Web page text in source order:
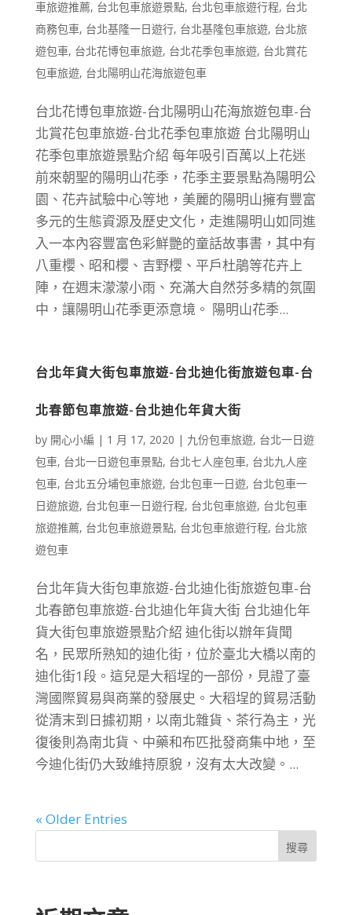
車旅遊推薦, 台北包車旅遊景點, 台北包車旅遊行程, 台北
商務包車, 台北基隆一日遊行, 台北基隆包車旅遊, 台北旅
遊包車, 台北花博包車旅遊, 台北花季包車旅遊, 台北賞花
包車旅遊, 台北陽明山花海旅遊包車
台北花博包車旅遊-台北陽明山花海旅遊包車-台
北賞花包車旅遊-台北花季包車旅遊 台北陽明山
花季包車旅遊景點介紹 每年吸引百萬以上花迷
前來朝聖的陽明山花季，花季主要景點為陽明公
園、花卉試驗中心等地，美麗的陽明山擁有豐富
多元的生態資源及歷史文化，走進陽明山如同進
入一本內容豐富色彩鮮艷的童話故事書，其中有
八重櫻、昭和櫻、吉野櫻、平戶杜鵑等花卉上
陣，在週末濛濛小雨、充滿大自然芬多精的氛圍
中，讓陽明山花季更添意境。 陽明山花季...
台北年貨大街包車旅遊-台北迪化街旅遊包車-台
北春節包車旅遊-台北迪化年貨大街
by 開心小編 | 1 月 17, 2020 | 九份包車旅遊, 台北一日遊
包車, 台北一日遊包車景點, 台北七人座包車, 台北九人座
包車, 台北五分埔包車旅遊, 台北包車一日遊, 台北包車一
日遊旅遊, 台北包車一日遊行程, 台北包車旅遊, 台北包車
旅遊推薦, 台北包車旅遊景點, 台北包車旅遊行程, 台北旅
遊包車
台北年貨大街包車旅遊-台北迪化街旅遊包車-台
北春節包車旅遊-台北迪化年貨大街 台北迪化年
貨大街包車旅遊景點介紹 迪化街以辦年貨聞
名，民眾所熟知的迪化街，位於臺北大橋以南的
迪化街1段。這兒是大稻埕的一部份，見證了臺
灣國際貿易與商業的發展史。大稻埕的貿易活動
從清末到日據初期，以南北雜貨、茶行為主，光
復後則為南北貨、中藥和布匹批發商集中地，至
今迪化街仍大致維持原貌，沒有太大改變。...
« Older Entries
搜尋